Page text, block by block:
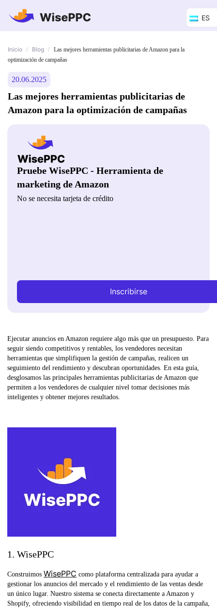
ES
Inicio / Blog /
Las mejores herramientas publicitarias de Amazon para la
optimización de campañas
20.06.2025
Las mejores herramientas publicitarias de
Amazon para la optimización de campañas
Pruebe WisePPC - Herramienta de
marketing de Amazon
No se necesita tarjeta de crédito
Inscribirse
Ejecutar anuncios en Amazon requiere algo más que un presupuesto. Para
seguir siendo competitivos y rentables, los vendedores necesitan
herramientas que simplifiquen la gestión de campañas, realicen un
seguimiento del rendimiento y descubran oportunidades. En esta guía,
desglosamos las principales herramientas publicitarias de Amazon que
permiten a los vendedores de cualquier nivel tomar decisiones más
inteligentes y obtener mejores resultados.
1. WisePPC
Construimos WisePPC como plataforma centralizada para ayudar a
gestionar los anuncios del mercado y el rendimiento de las ventas desde
un único lugar. Nuestro sistema se conecta directamente a Amazon y
Shopify, ofreciendo visibilidad en tiempo real de los datos de la campaña,